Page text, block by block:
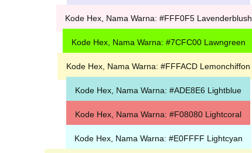
Kode Hex, Nama Warna: #FFF0F5 Lavenderblush
Kode Hex, Nama Warna: #7CFC00 Lawngreen
Kode Hex, Nama Warna: #FFFACD Lemonchiffon
Kode Hex, Nama Warna: #ADE8E6 Lightblue
Kode Hex, Nama Warna: #F08080 Lightcoral
Kode Hex, Nama Warna: #E0FFFF Lightcyan